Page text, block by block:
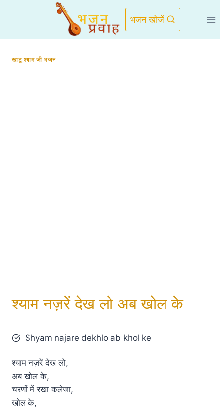
भजन खोजें
खाटू श्याम जी भजन
श्याम नज़रें देख लो अब खोल के
Shyam najare dekhlo ab khol ke
श्याम नज़रें देख लो,
अब खोल के,
चरणों में रखा कलेजा,
खोल के,